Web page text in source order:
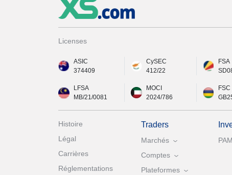
Licenses
ASIC
374409
CySEC
412/22
FSA
LFSA
MB/21/0081
MOCI
2024/786
FSC
Histoire
Légal
Carrières
Réglementations
Traders
Marchés
Comptes
Plateformes